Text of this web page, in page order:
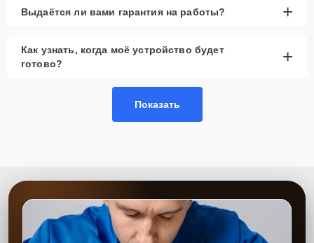
Выдаётся ли вами гарантия на работы? +
Как узнать, когда моё устройство будет
готово?
+
Показать